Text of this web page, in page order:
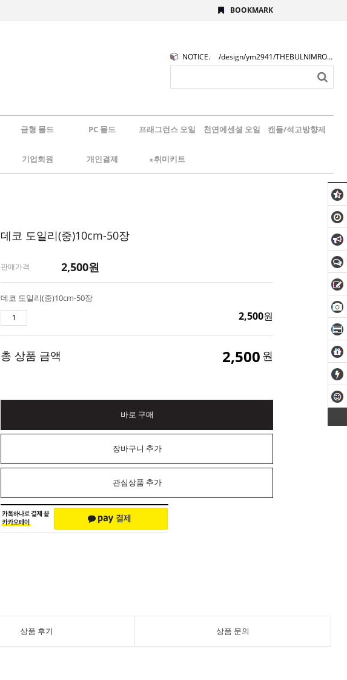
BOOKMARK
NOTICE. /design/ym2941/THEBULNIMROGO.png
금형 몰드 PC 몰드 프래그런스 오일 천연에센셜 오일 캔들/석고방향제
기업회원 개인결제 ★취미키트
데코 도일리(중)10cm-50장
판매가격 2,500원
데코 도일리(중)10cm-50장
2,500원
총 상품 금액 2,500 원
바로 구매
장바구니 추가
관심상품 추가
상품 후기 상품 문의